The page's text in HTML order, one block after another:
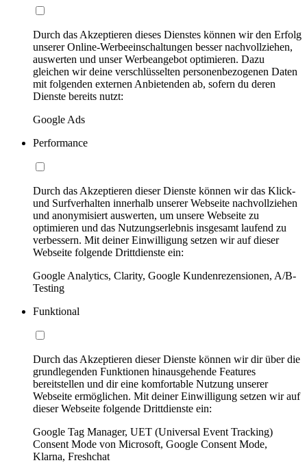
Durch das Akzeptieren dieses Dienstes können wir den Erfolg
unserer Online-Werbeeinschaltungen besser nachvollziehen,
auswerten und unser Werbeangebot optimieren. Dazu
gleichen wir deine verschlüsselten personenbezogenen Daten
mit folgenden externen Anbietenden ab, sofern du deren
Dienste bereits nutzt:
Google Ads
Performance
Durch das Akzeptieren dieser Dienste können wir das Klick-
und Surfverhalten innerhalb unserer Webseite nachvollziehen
und anonymisiert auswerten, um unsere Webseite zu
optimieren und das Nutzungserlebnis insgesamt laufend zu
verbessern. Mit deiner Einwilligung setzen wir auf dieser
Webseite folgende Drittdienste ein:
Google Analytics, Clarity, Google Kundenrezensionen, A/B-
Testing
Funktional
Durch das Akzeptieren dieser Dienste können wir dir über die
grundlegenden Funktionen hinausgehende Features
bereitstellen und dir eine komfortable Nutzung unserer
Webseite ermöglichen. Mit deiner Einwilligung setzen wir auf
dieser Webseite folgende Drittdienste ein:
Google Tag Manager, UET (Universal Event Tracking)
Consent Mode von Microsoft, Google Consent Mode,
Klarna, Freshchat